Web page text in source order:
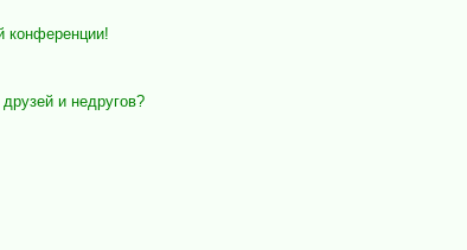
конференции!
и недругов?